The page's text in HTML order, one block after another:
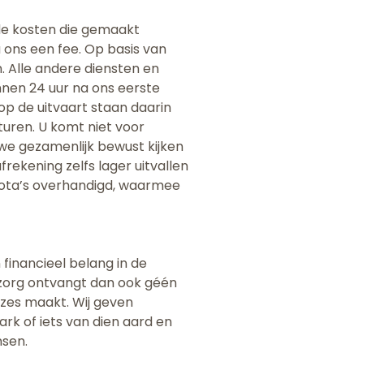
kosten die gemaakt
een fee. Op basis van
andere diensten en
24 uur na ons eerste
de uitvaart staan daarin
U komt niet voor
gezamenlijk bewust kijken
zelfs lager uitvallen
overhandigd, waarmee
belang in de
ontvangt dan ook géén
maakt. Wij geven
of iets van dien aard en